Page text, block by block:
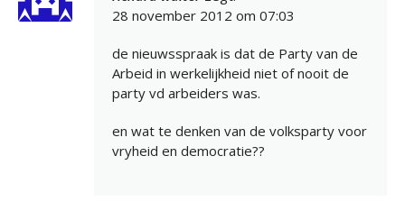
28 november 2012 om 07:03
de nieuwsspraak is dat de Party van de
Arbeid in werkelijkheid niet of nooit de
party vd arbeiders was.
en wat te denken van de volksparty voor
vryheid en democratie??